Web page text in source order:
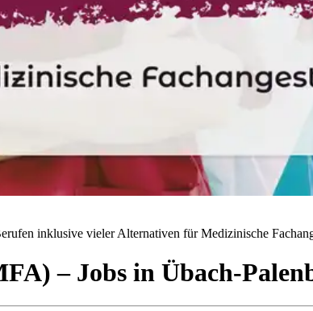
inklusive vieler Alternativen für Medizinische
– Jobs in Übach-